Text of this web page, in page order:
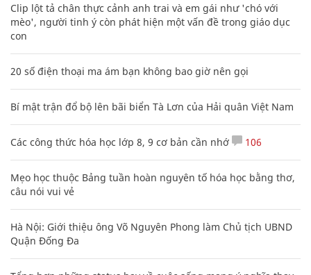
Clip lột tả chân thực cảnh anh trai và em gái như 'chó với
mèo', người tinh ý còn phát hiện một vấn đề trong giáo dục
con
20 số điện thoại ma ám bạn không bao giờ nên gọi
Bí mật trận đổ bộ lên bãi biển Tà Lơn của Hải quân Việt Nam
Các công thức hóa học lớp 8, 9 cơ bản cần nhớ 106
Mẹo học thuộc Bảng tuần hoàn nguyên tố hóa học bằng thơ,
câu nói vui vẻ
Hà Nội: Giới thiệu ông Võ Nguyên Phong làm Chủ tịch UBND
Quận Đống Đa